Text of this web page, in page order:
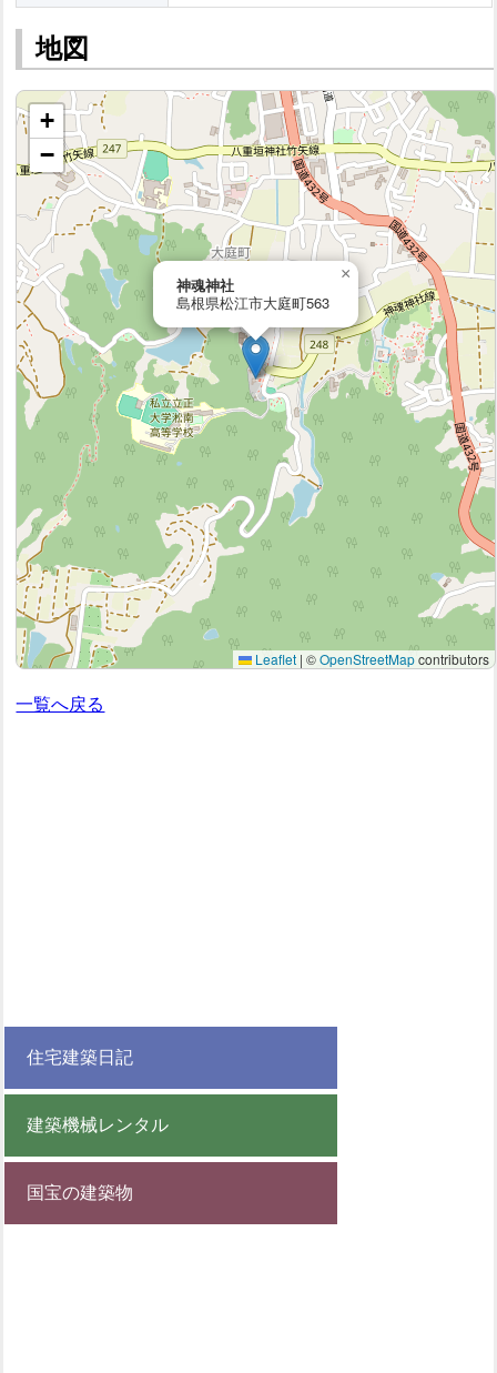
地図
神魂神社
島根県松江市大庭町563
×
+
−
Leaflet | ©OpenStreetMapcontributors
一覧へ戻る
住宅建築日記
建築機械レンタル
国宝の建築物